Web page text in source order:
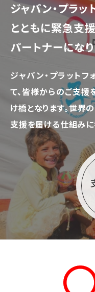
ジャパン・プラッ
とともに緊急支
パートナーにな
ジャパン・プラット
て、皆様からのご支援
け橋となります。世界
支援を届ける仕組みに